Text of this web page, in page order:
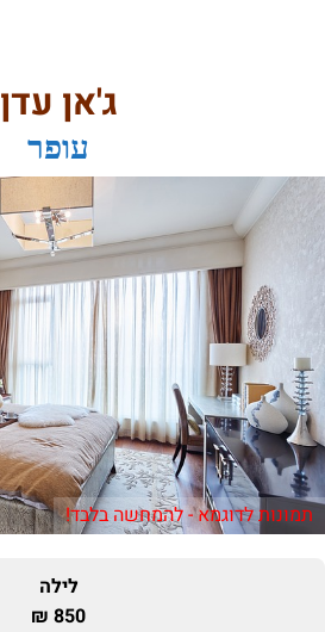
ג'אן עדן
עופר
תמונות לדוגמא - להמחשה בלבד!
לילה
850 ₪